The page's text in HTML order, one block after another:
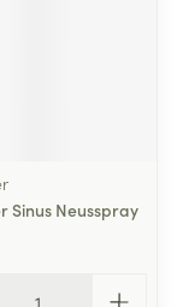
Sinus Neusspray